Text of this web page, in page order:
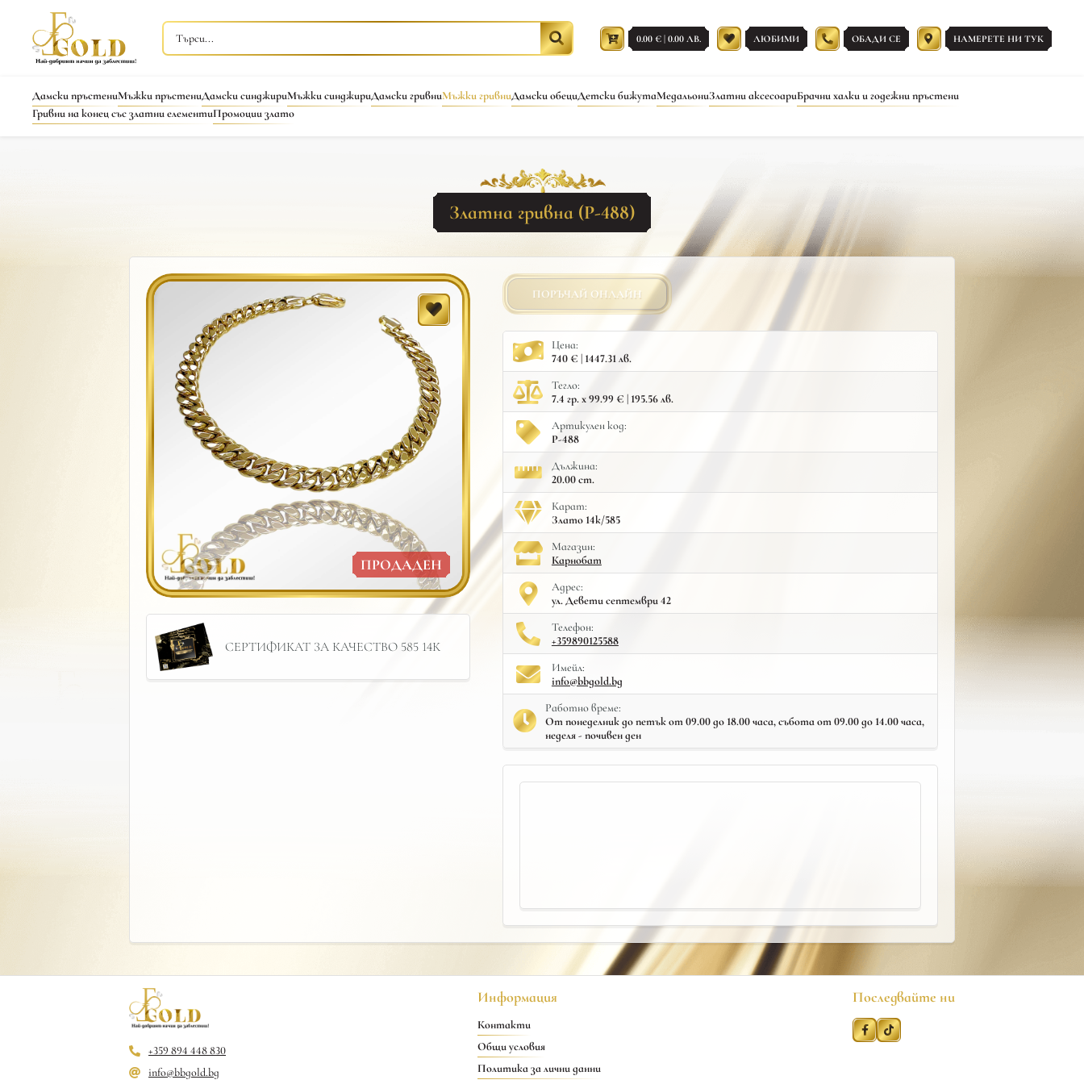
0.00 € | 0.00 ЛВ. ЛЮБИМИ ОБАДИ СЕ НАМЕРЕТЕ НИ ТУК
Дамски пръстениМъжки пръстениДамски синджириМъжки синджириДамски гривниМъжки гривниДамски обециДетски бижутаМедальониЗлатни аксесоариБрачни халки и годежни пръстени
Гривни на конец със златни елементиПромоции злато
Златна гривна (Р-488)
ПРОДАДЕН
СЕРТИФИКАТ ЗА КАЧЕСТВО 585 14К
ПОРЪЧАЙ ОНЛАЙН
Цена:
740 € | 1447.31 лв.
Тегло:
7.4 гр. x 99.99 € | 195.56 лв.
Артикулен код:
Р-488
Дължина:
20.00 cm.
Карат:
Злато 14к/585
Mагазин:
Карнобат
Адрес:
ул. Девети септември 42
Телефон:
+359890125588
Имейл:
info@bbgold.bg
Работно време:
От понеделник до петък от 09.00 до 18.00 часа, събота от 09.00 до 14.00 часа,
неделя - почивен ден
+359 894 448 830
info@bbgold.bg
Информация
Контакти
Общи условия
Политика за лични данни
Последвайте ни